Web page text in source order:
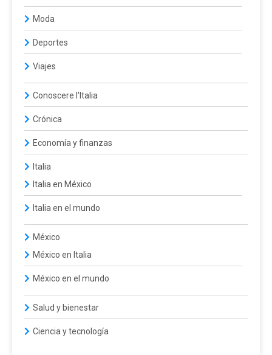
Moda
Deportes
Viajes
Conoscere l'Italia
Crónica
Economía y finanzas
Italia
Italia en México
Italia en el mundo
México
México en Italia
México en el mundo
Salud y bienestar
Ciencia y tecnología